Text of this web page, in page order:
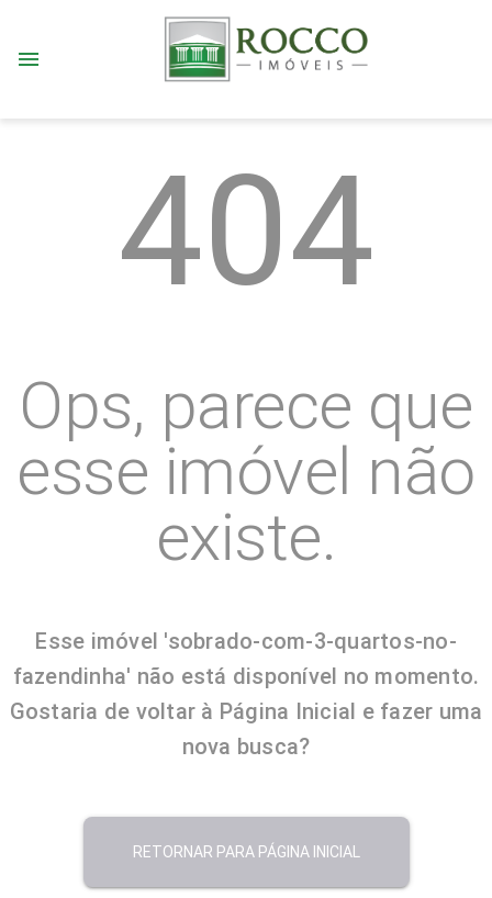
menu
404
Ops, parece que
esse imóvel não
existe.
Esse imóvel 'sobrado-com-3-quartos-no-
fazendinha' não está disponível no momento.
Gostaria de voltar à Página Inicial e fazer uma
nova busca?
RETORNAR PARA PÁGINA INICIAL